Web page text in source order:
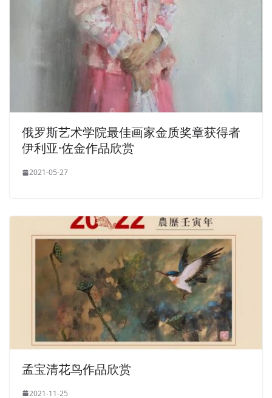
俄罗斯艺术学院最佳画家金质奖章获得者
伊利亚·佐金作品欣赏
2021-05-27
孟宝清花鸟作品欣赏
2021-11-25